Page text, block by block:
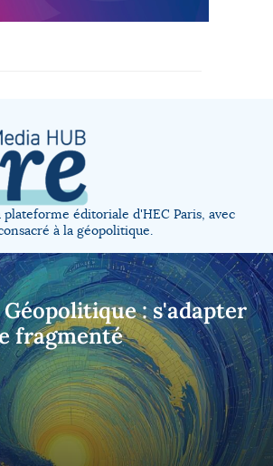
plateforme éditoriale d'HEC Paris, avec
à la géopolitique.
Géopolitique : s'adapter
fragmenté